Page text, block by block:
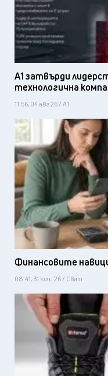
А1 затвърди
технологична
11:56, 04 авг 26 / А1
Финансовите
08:41, 31 юли 26 / Свят